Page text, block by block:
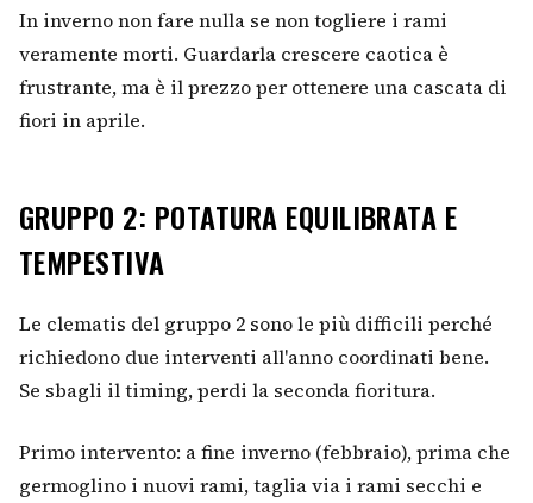
In inverno non fare nulla se non togliere i rami
veramente morti. Guardarla crescere caotica è
frustrante, ma è il prezzo per ottenere una cascata di
fiori in aprile.
GRUPPO 2: POTATURA EQUILIBRATA E
TEMPESTIVA
Le clematis del gruppo 2 sono le più difficili perché
richiedono due interventi all'anno coordinati bene.
Se sbagli il timing, perdi la seconda fioritura.
Primo intervento: a fine inverno (febbraio), prima che
germoglino i nuovi rami, taglia via i rami secchi e